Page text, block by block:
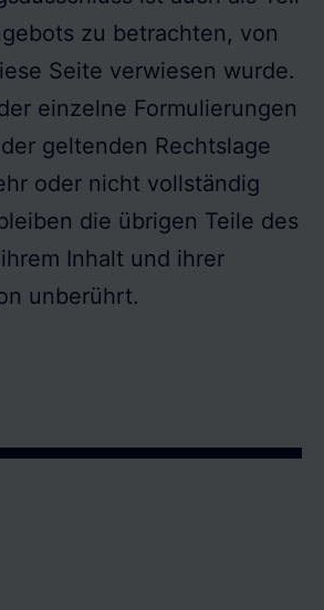
zu betrachten, von
Seite verwiesen wurde.
einzelne Formulierungen
geltenden Rechtslage
oder nicht vollständig
die übrigen Teile des
Inhalt und ihrer
unberührt.